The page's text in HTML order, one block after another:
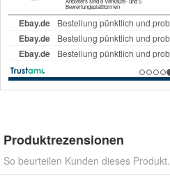
Produktrezensionen
So beurteilen Kunden dieses Produkt.